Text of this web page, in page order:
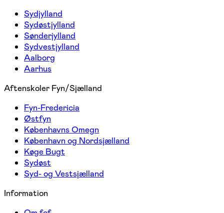
Sydjylland
Sydøstjylland
Sønderjylland
Sydvestjylland
Aalborg
Aarhus
Aftenskoler Fyn/Sjælland
Fyn-Fredericia
Østfyn
Københavns Omegn
København og Nordsjælland
Køge Bugt
Sydøst
Syd- og Vestsjælland
Information